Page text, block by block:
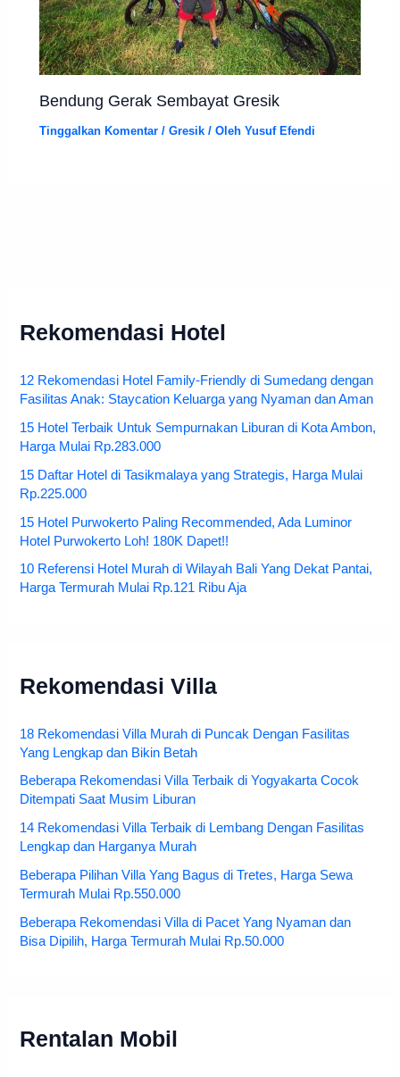
Bendung Gerak Sembayat Gresik
Tinggalkan Komentar /Gresik / OlehYusuf Efendi
Rekomendasi Hotel
12 Rekomendasi Hotel Family-Friendly di Sumedang dengan
Fasilitas Anak: Staycation Keluarga yang Nyaman dan Aman
15 Hotel Terbaik Untuk Sempurnakan Liburan di Kota Ambon,
Harga Mulai Rp.283.000
15 Daftar Hotel di Tasikmalaya yang Strategis, Harga Mulai
Rp.225.000
15 Hotel Purwokerto Paling Recommended, Ada Luminor
Hotel Purwokerto Loh! 180K Dapet!!
10 Referensi Hotel Murah di Wilayah Bali Yang Dekat Pantai,
Harga Termurah Mulai Rp.121 Ribu Aja
Rekomendasi Villa
18 Rekomendasi Villa Murah di Puncak Dengan Fasilitas
Yang Lengkap dan Bikin Betah
Beberapa Rekomendasi Villa Terbaik di Yogyakarta Cocok
Ditempati Saat Musim Liburan
14 Rekomendasi Villa Terbaik di Lembang Dengan Fasilitas
Lengkap dan Harganya Murah
Beberapa Pilihan Villa Yang Bagus di Tretes, Harga Sewa
Termurah Mulai Rp.550.000
Beberapa Rekomendasi Villa di Pacet Yang Nyaman dan
Bisa Dipilih, Harga Termurah Mulai Rp.50.000
Rentalan Mobil